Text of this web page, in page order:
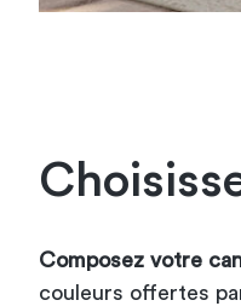
Composez votre
couleurs offertes